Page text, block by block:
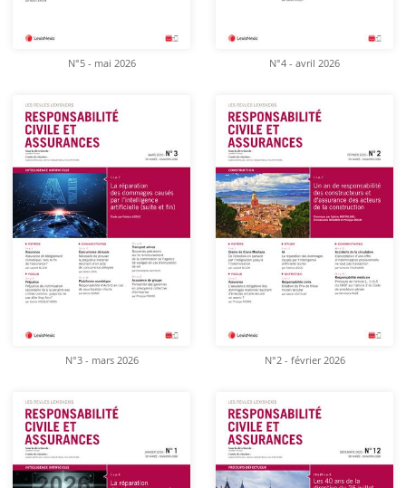
N°5 - mai 2026 N°4 - avril 2026
N°3 - mars 2026 N°2 - février 2026